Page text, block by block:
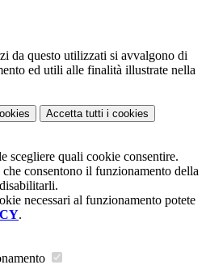
da questo utilizzati si avvalgono di
ed utili alle finalità illustrate nella
Accetta tutti i cookies
scegliere quali cookie consentire.
consentono il funzionamento della
necessari al funzionamento potete
.